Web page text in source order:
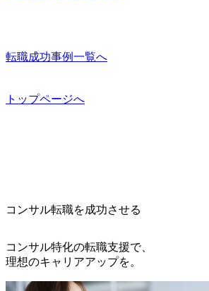
転職成功事例一覧へ
トップページへ
コンサル転職を成功させる
コンサル特化の転職支援で、
理想のキャリアアップを。